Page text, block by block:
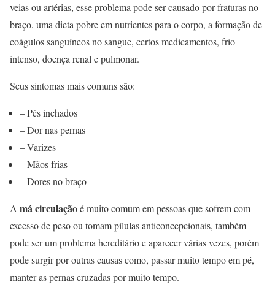
veias ou artérias, esse problema pode ser causado por fraturas no
braço, uma dieta pobre em nutrientes para o corpo, a formação de
coágulos sanguíneos no sangue, certos medicamentos, frio
intenso, doença renal e pulmonar.
Seus sintomas mais comuns são:
– Pés inchados
– Dor nas pernas
– Varizes
– Mãos frias
– Dores no braço
A má circulaçãoé muito comum em pessoas que sofrem com
excesso de peso ou tomam pílulas anticoncepcionais, também
pode ser um problema hereditário e aparecer várias vezes, porém
pode surgir por outras causas como, passar muito tempo em pé,
manter as pernas cruzadas por muito tempo.